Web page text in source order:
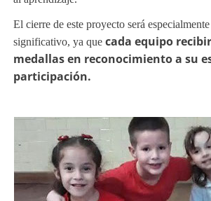
cada equipo
medallas en reconocimiento a su
participación.